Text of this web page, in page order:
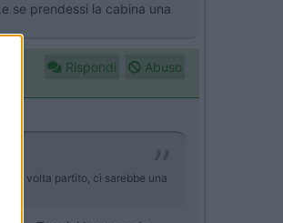
se prendessi la cabina una
Rispondi Abuso
volta partito, ci sarebbe una